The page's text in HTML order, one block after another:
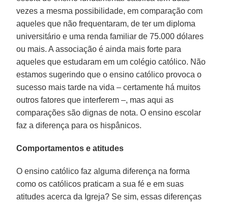
vezes a mesma possibilidade, em comparação com
aqueles que não frequentaram, de ter um diploma
universitário e uma renda familiar de 75.000 dólares
ou mais. A associação é ainda mais forte para
aqueles que estudaram em um colégio católico. Não
estamos sugerindo que o ensino católico provoca o
sucesso mais tarde na vida – certamente há muitos
outros fatores que interferem –, mas aqui as
comparações são dignas de nota. O ensino escolar
faz a diferença para os hispânicos.
Comportamentos e atitudes
O ensino católico faz alguma diferença na forma
como os católicos praticam a sua fé e em suas
atitudes acerca da Igreja? Se sim, essas diferenças